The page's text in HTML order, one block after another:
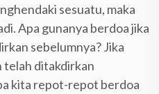
sesuatu, maka
Apa gunanya berdoa jika
sebelumnya? Jika
telah ditakdirkan
kita repot-repot berdoa